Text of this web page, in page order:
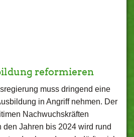
reformieren
muss dringend eine
in Angriff nehmen. Der
Nachwuchskräften
den Jahren bis 2024 wird rund